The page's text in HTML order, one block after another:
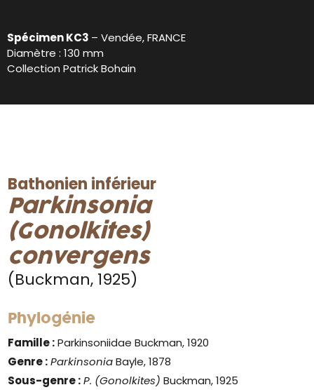
Spécimen KC3 – Vendée, FRANCE
Diamètre : 130 mm
Collection Patrick Bohain
Bathonien inférieur
Parkinsonia
(Gonolkites)
convergens
(Buckman, 1925)
Phylogénie
Famille :Parkinsoniidae Buckman, 1920
Genre : ParkinsoniaBayle, 1878
Sous-genre : P. (Gonolkites) Buckman, 1925